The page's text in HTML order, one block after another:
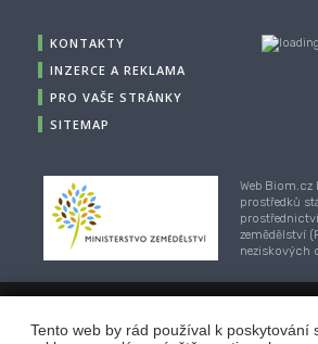
Tento web by rád používal k poskytování
KONTAKTY
INZERCE A REKLAMA
PRO VAŠE STRÁNKY
SITEMAP
Web
prostředků
zemědělství
neziskových
© 2001-2018, CZ Biom - České